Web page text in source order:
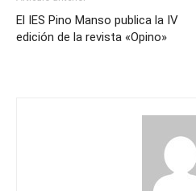
El IES Pino Manso publica la IV
edición de la revista «Opino»